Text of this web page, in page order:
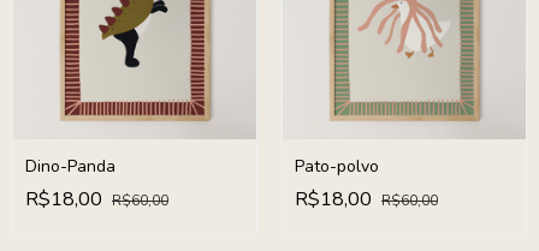
Dino-Panda
R$18,00 R$60,00
Pato-polvo
R$18,00 R$60,00